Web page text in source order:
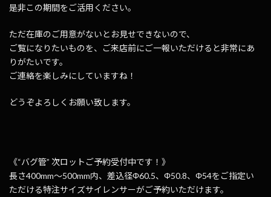
是非この期間をご活用ください。
ただ在庫のご用意がないとお見せできないので、
ご覧になりたいものを、ご来店前にご一報いただけると非常にあ
りがたいです。
ご連絡を楽しみにしていますね！
どうぞよろしくお願い致します。
《“バグ管” 次ロットご予約受付中です！》
長さ400mm～500mm内、差込径Φ60.5、Φ50.8、Φ54をご指定い
ただける特注サイズサイレンサーがご予約いただけます。